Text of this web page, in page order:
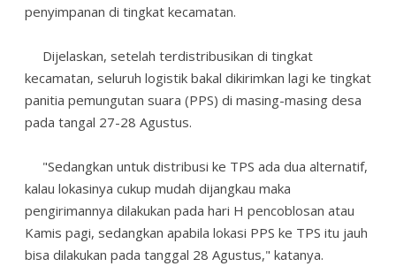
penyimpanan di tingkat kecamatan.
Dijelaskan, setelah terdistribusikan di tingkat
kecamatan, seluruh logistik bakal dikirimkan lagi ke tingkat
panitia pemungutan suara (PPS) di masing-masing desa
pada tangal 27-28 Agustus.
"Sedangkan untuk distribusi ke TPS ada dua alternatif,
kalau lokasinya cukup mudah dijangkau maka
pengirimannya dilakukan pada hari H pencoblosan atau
Kamis pagi, sedangkan apabila lokasi PPS ke TPS itu jauh
bisa dilakukan pada tanggal 28 Agustus," katanya.